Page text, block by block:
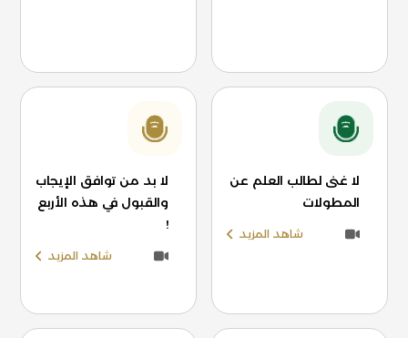
لا غنى لطالب العلم عن
المطولات
شاهد المزيد
لا بد من توافق الإيجاب
والقبول في هذه الأربع
!
شاهد المزيد